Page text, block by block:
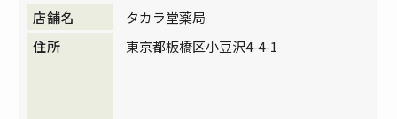
タカラ堂薬局
東京都板橋区小豆沢4-4-1